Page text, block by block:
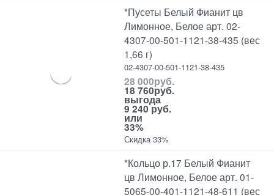
*Пусеты Белый Фианит цв
Лимонное, Белое арт. 02-
4307-00-501-1121-38-435 (вес
1,66 г)
02-4307-00-501-1121-38-435
28 000руб.
18 760руб.
выгода
9 240 руб.
или
33%
Скидка 33%
*Кольцо р.17 Белый Фианит
цв Лимонное, Белое арт. 01-
5065-00-401-1121-48-611 (вес